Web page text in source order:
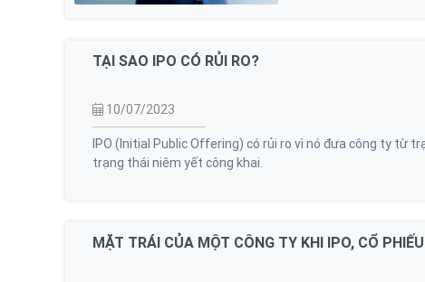
TẠI SAO IPO CÓ RỦI RO?
10/07/2023
IPO (Initial Public Offering) có rủi ro vì nó đưa công ty từ
trạng thái niêm yết công khai.
MẶT TRÁI CỦA MỘT CÔNG TY KHI IPO, CỔ